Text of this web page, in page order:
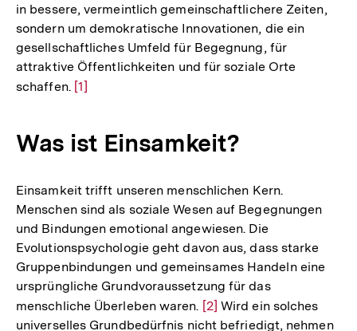
in bessere, vermeintlich gemeinschaftlichere Zeiten,
sondern um demokratische Innovationen, die ein
gesellschaftliches Umfeld für Begegnung, für
attraktive Öffentlichkeiten und für soziale Orte
schaffen. Zur
Fußnote
[1]
Was ist Einsamkeit?
Einsamkeit trifft unseren menschlichen Kern.
Menschen sind als soziale Wesen auf Begegnungen
und Bindungen emotional angewiesen. Die
Evolutionspsychologie geht davon aus, dass starke
Gruppenbindungen und gemeinsames Handeln eine
ursprüngliche Grundvoraussetzung für das
menschliche Überleben waren. Zur
Auflösung
[2] Wird ein solches
universelles Grundbedürfnis nicht befriedigt, nehmen